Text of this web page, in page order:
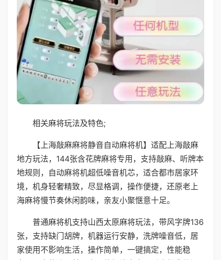
相关麻将玩法及特色;
【上海敲麻麻将静音自动麻将机】适配上海敲麻
地方玩法，144张含花牌麻将专用，支持敲麻、听牌本
地规则，自动麻将机超低噪音机芯，适合都市居家环
境，机身轻奢精致，尽显格调，操作便捷，还原老上
海麻将慢节奏休闲韵味，亲友小聚惬意十足。
普通麻将机支持山西太原麻将玩法，带风字牌136
张，支持缺门胡牌，机器运行安静，洗牌噪音低，居
家使用不影响生活，操作简单，一键搞定，性能稳